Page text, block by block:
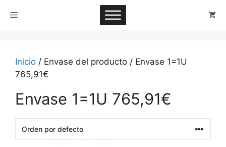
Menú
Inicio / Envase del producto / Envase 1=1U
765,91€
Envase 1=1U 765,91€